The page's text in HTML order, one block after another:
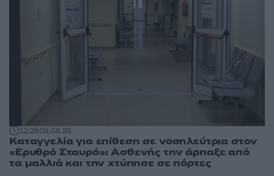
12:2809.08.26
Καταγγελία για επίθεση σε νοσηλεύτρια στον
«Ερυθρό Σταυρό»: Ασθενής την άρπαξε από
τα μαλλιά και την χτύπησε σε πόρτες